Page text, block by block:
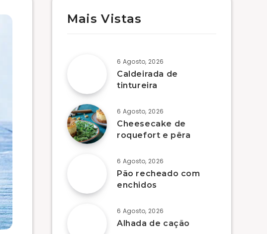
Mais Vistas
6 Agosto, 2026
Caldeirada de
tintureira
6 Agosto, 2026
Cheesecake de
roquefort e pêra
6 Agosto, 2026
Pão recheado com
enchidos
6 Agosto, 2026
Alhada de cação